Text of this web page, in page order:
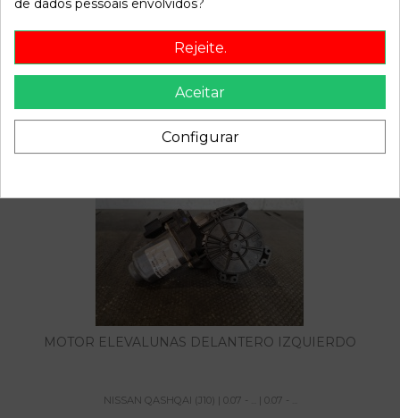
Recambio de cerradura maletero porton para nissan qashqai
(j10) | 0.07 - ... | 0.07 - ... referencia OEM IAM
Também poderá gostar
MOTOR ELEVALUNAS DELANTERO IZQUIERDO
NISSAN QASHQAI (J10) | 0.07 - ... | 0.07 - ...
Rejeite.
Aceitar
Configurar